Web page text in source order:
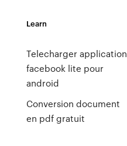
Learn
Telecharger application
facebook lite pour
android
Conversion document
en pdf gratuit